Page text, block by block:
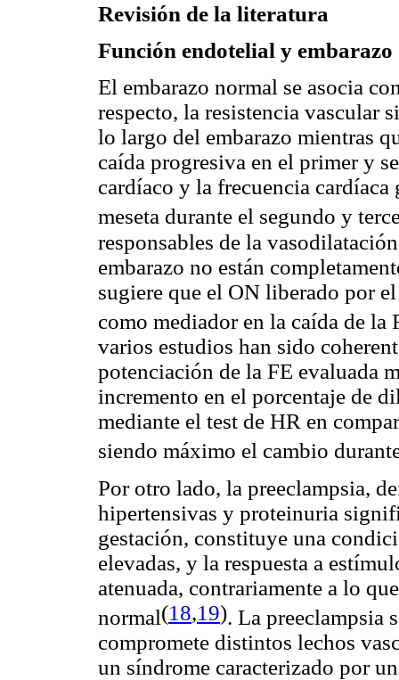
Revisión de la literatura
Función endotelial y embarazo
El embarazo normal se asocia
respecto, la resistencia vascular
lo largo del embarazo mientras
caída progresiva en el primer y
cardíaco y la frecuencia cardíaca
meseta durante el segundo y
responsables de la
embarazo no están
sugiere que el ON liberado por
como mediador en la caída de la
varios estudios han sido
potenciación de la FE evaluada
incremento en el porcentaje de
mediante el test de HR en
siendo máximo el cambio
Por otro lado, la preeclampsia,
hipertensivas y proteinuria
gestación, constituye una
elevadas, y la respuesta a
atenuada, contrariamente a lo
normal(18,19). La preeclampsia
compromete distintos lechos
un síndrome caracterizado por